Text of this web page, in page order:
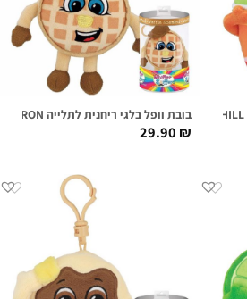
בובת וופל בלגי ריחנית לתלייה WAFFLE AARON
29.90₪